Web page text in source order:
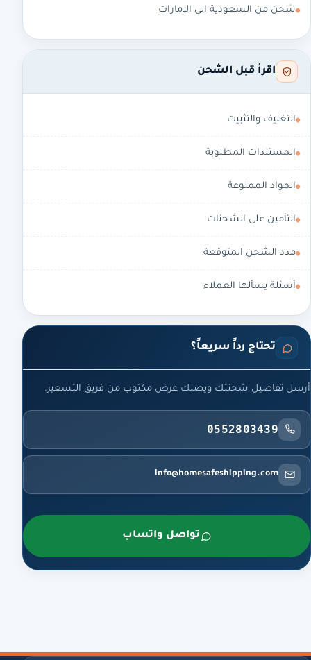
شحن من السعودية الى الامارات
اقرأ قبل الشحن
التغليف والتثبيت
المستندات المطلوبة
المواد الممنوعة
التأمين على الشحنات
مدد الشحن المتوقعة
أسئلة يسألها العملاء
تحتاج رداً سريعاً؟
أرسل تفاصيل شحنتك ويصلك عرض مكتوب من فريق التسعير.
0552803439
info@homesafeshipping.com
تواصل واتساب